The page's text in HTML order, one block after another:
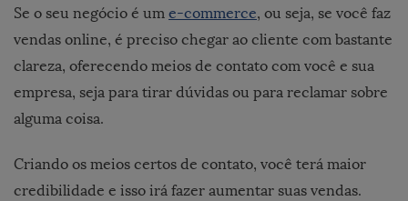
Se o seu negócio é um e-commerce, ou seja, se você faz
vendas online, é preciso chegar ao cliente com bastante
clareza, oferecendo meios de contato com você e sua
empresa, seja para tirar dúvidas ou para reclamar sobre
alguma coisa.
Criando os meios certos de contato, você terá maior
credibilidade e isso irá fazer aumentar suas vendas.